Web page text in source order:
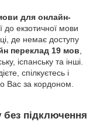
для онлайн-
до екзотичної мови
де немає доступу
переклад 19 мов
іспанську та інші.
спілкуєтесь і
Вас за кордоном.
підключення